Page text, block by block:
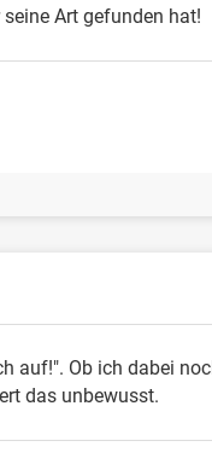
Art gefunden hat!
auf!". Ob ich dabei
das unbewusst.